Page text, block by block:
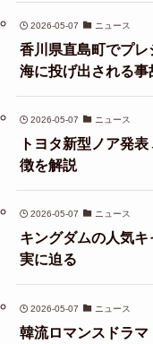
2026-05-07 ニュース
香川県直島町でプ
海に投げ出される事
2026-05-07 ニュース
トヨタ新型ノア発
徴を解説
2026-05-07 ニュース
キングダムの人気
実に迫る
2026-05-07 ニュース
韓流ロマンスドラ